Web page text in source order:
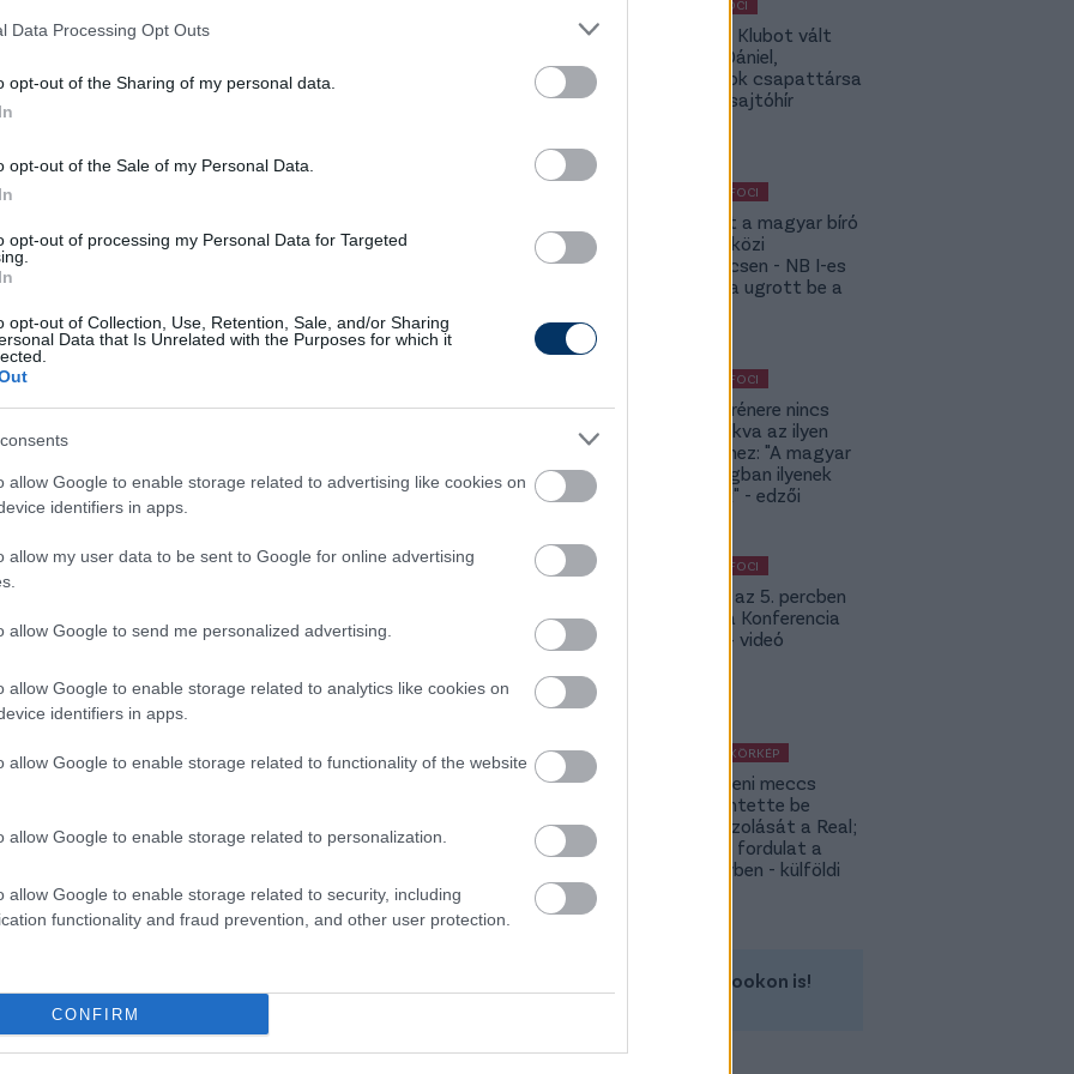
Data Processing Opt Outs
opt-out of the Sharing of my personal data.
opt-out of the Sale of my Personal Data.
opt-out of processing my Personal Data for Targeted
opt-out of Collection, Use, Retention, Sale, and/or Sharing
Data that Is Unrelated with the Purposes for which it
allow Google to enable storage related to advertising like cookies on
identifiers in apps.
allow my user data to be sent to Google for online advertising
allow Google to send me personalized advertising.
allow Google to enable storage related to analytics like cookies on
identifiers in apps.
allow Google to enable storage related to functionality of the website
allow Google to enable storage related to personalization.
allow Google to enable storage related to security, including
functionality and fraud prevention, and other user protection.
CONFIRM
csütörtökön sértődött játékosáról:
mint segítség, ezért jobb, ha félreáll
oldalon próbálta elmagyarázni,
a támadóval.
újabb és újabb kérdéseket
de nem tudok
ellenére, hogy egyenes
mondok. Minden a
azt mondta, hogy nem akar
feltételeket. Ezek után
válaszolni a témával
udvariatlan lennék, mert
az a Burgos elleni meccs
sztárja, negyedik szezonját játssza a
az idényben. Uzuni 2022 januárjában
ahol 67 tétmeccsen 36 gól és 14
bajnoknak és 1-szeres Magyar Kupa-
és gólkirályi címe is van. Korábban pedig
hogy
elhagyó Jansen kitálalt a
MAGYAR FOCI
Légiósok: Klubot vált
Gazdag Dániel,
világbajnok csapattársa
is lehet - sajtóhír
KÜLFÖLDI FOCI
Megsérült a magyar bíró
a nemzetközi
kupameccsen - NB I-es
honfitársa ugrott be a
KÜLFÖLDI FOCI
A DVSC trénere nincs
hozzászokva az ilyen
meccsekhez: "A magyar
bajnokságban ilyenek
nincsenek" - edzői
KÜLFÖLDI FOCI
Bolla már az 5. percben
betalált a Konferencia
Ligában – videó
KÜLFÖLDI KÖRKÉP
A Fradi elleni meccs
előtt jelentette be
rekordigazolását a Real;
hatalmas fordulat a
Rodri-ügyben - külföldi
Kövess minket a Facebookon is!